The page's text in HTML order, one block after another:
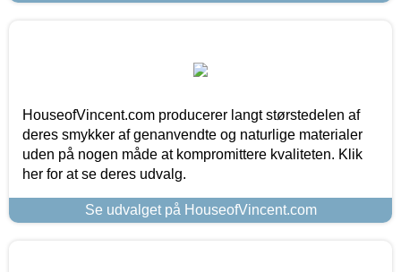
HouseofVincent.com producerer langt størstedelen af
deres smykker af genanvendte og naturlige materialer
uden på nogen måde at kompromittere kvaliteten. Klik
her for at se deres udvalg.
Se udvalget på HouseofVincent.com